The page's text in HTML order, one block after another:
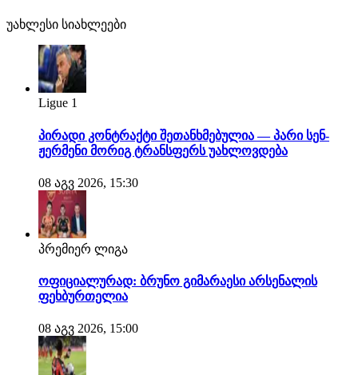
უახლესი სიახლეები
Ligue 1
პირადი კონტრაქტი შეთანხმებულია — პარი სენ-
ჟერმენი მორიგ ტრანსფერს უახლოვდება
08 აგვ 2026, 15:30
პრემიერ ლიგა
ოფიციალურად: ბრუნო გიმარაესი არსენალის
ფეხბურთელია
08 აგვ 2026, 15:00